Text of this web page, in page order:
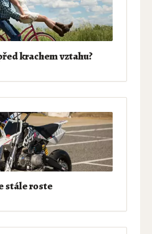
krachem vztahu?
stále roste